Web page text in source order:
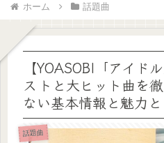
ホーム 話題曲
【YOASOBI「アイド
ストと大ヒット曲を
ない基本情報と魅力と
話題曲